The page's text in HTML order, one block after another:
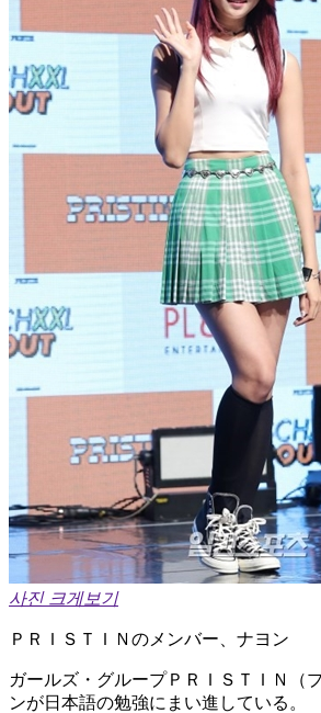
사진 크게보기
ＰＲＩＳＴＩＮのメンバー、ナヨン
ガールズ・グループＰＲＩＳＴＩＮ（
ンが日本語の勉強にまい進している。